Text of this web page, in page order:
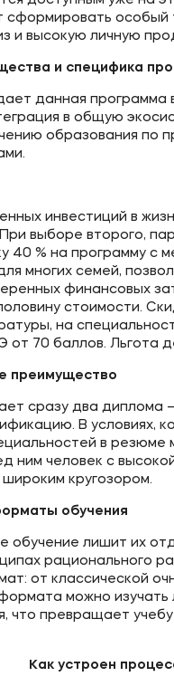
сформировать
и высокую личную
и специфика
данная
в общую
образования по
инвестиций в
выборе второго,
40 % на программу
многих семей,
финансовых
стоимости.
на
70 баллов. Льгота
преимущество
сразу два
В условиях,
в
ним человек с
кругозором.
обучения
обучение лишит их
рационального
от классической
можно изучать
что превращает
Как устроен